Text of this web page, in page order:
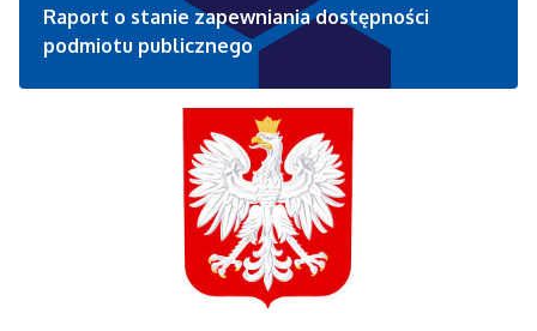
Raport o stanie zapewniania dostępności
podmiotu publicznego